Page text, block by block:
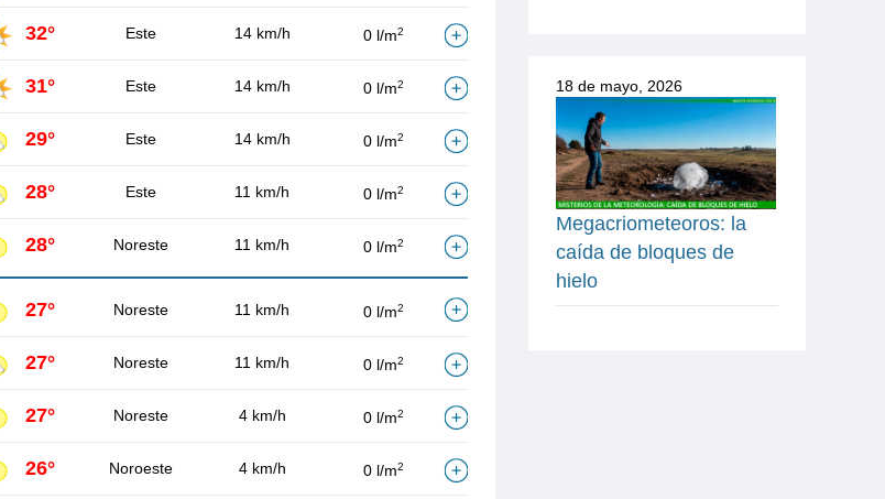
32° Este 14 km/h 0 l/m2
31° Este 14 km/h 0 l/m2
29° Este 14 km/h 0 l/m2
28° Este 11 km/h 0 l/m2
28° Noreste 11 km/h 0 l/m2
27° Noreste 11 km/h 0 l/m2
27° Noreste 11 km/h 0 l/m2
27° Noreste 4 km/h 0 l/m2
26° Noroeste 4 km/h 0 l/m2
18 de mayo, 2026
Megacriometeoros: la
caída de bloques de
hielo